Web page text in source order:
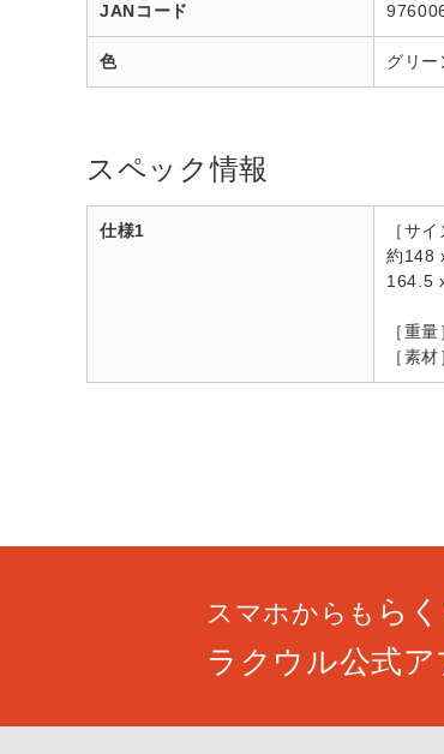
JANコード
色 グリー
スペック情報
仕様1
［サイ
約148
164.5
［重
［素
スマホからも ら
ラクウル公式ア